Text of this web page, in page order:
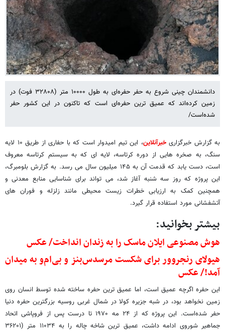
دانشمندان چینی شروع به حفر حفره‌ای به طول ۱۰۰۰۰ متر (۳۲۸۰۸ فوت) در
زمین کرده‌اند که عمیق ترین حفره‌ای است که تاکنون در این کشور حفر
شده‌است/
به گزارش خبرگزاریخبرآنلاین
، این تیم امیدوار است که با حفاری از طریق ۱۰ لایه
سنگ، به صخره هایی از دوره کرتاسه، لایه ای که به سیستم کرتاسه معروف
است، دست یابد که قدمت آن به ۱۴۵ میلیون سال می رسد. به گزارش بلومبرگ،
این پروژه که روز سه شنبه آغاز شد، می تواند برای شناسایی منابع معدنی و
همچنین کمک به ارزیابی خطرات زیست محیطی مانند زلزله و فوران های
آتشفشانی مورد استفاده قرار گیرد.
بیشتر بخوانید:
هوش مصنوعی ایلان ماسک را به زندان انداخت/ عکس
هیولای رنجروور برای شکست‌ مرسدس‌بنز و بی‌ام‌و به میدان
آمد!/ عکس
این حفره اگرچه عمیق است، اما عمیق ترین حفره ساخته شده توسط انسان روی
زمین نخواهد بود، در شبه جزیره کولا در شمال غربی روسیه بزرگترین حفره دنیا
حفر شده‌است. این پروژه که از ۲۴ مه ۱۹۷۰ تا درست پس از فروپاشی اتحاد
جماهیر شوروی ادامه داشت، عمیق ترین شاخه چاله را به ۱۱۰۳۴ متر (۳۶۲۰۱